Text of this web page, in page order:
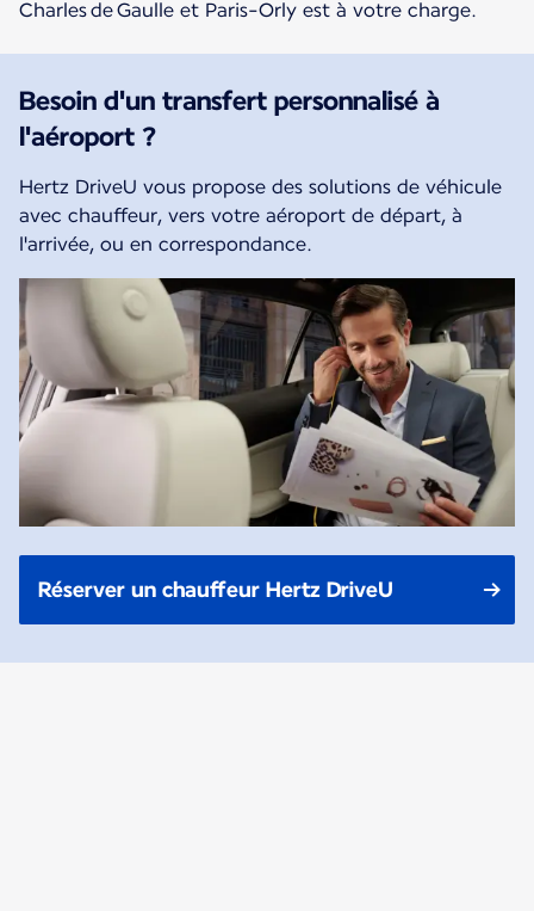
Charles de Gaulle et Paris-Orly est à votre charge.
Besoin d'un transfert personnalisé à
l'aéroport ?
Hertz DriveU vous propose des solutions de véhicule
avec chauffeur, vers votre aéroport de départ, à
l'arrivée, ou en correspondance.
Réserver un chauffeur Hertz DriveU